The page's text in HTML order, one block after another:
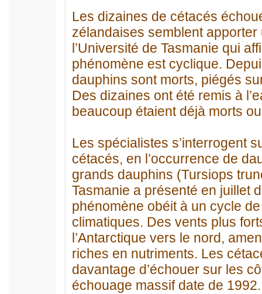
Les dizaines de cétacés
zélandaises semblent
l’Université de Tasmanie qui
phénomène est cyclique.
dauphins sont morts, piégés
Des dizaines ont été remis à
beaucoup étaient déjà morts
Les spécialistes s’interrogent
cétacés, en l’occurrence de
grands dauphins (Tursiops
Tasmanie a présenté en juillet
phénomène obéit à un cycle
climatiques. Des vents plus
l’Antarctique vers le nord,
riches en nutriments. Les
davantage d’échouer sur les
échouage massif date de 1992.